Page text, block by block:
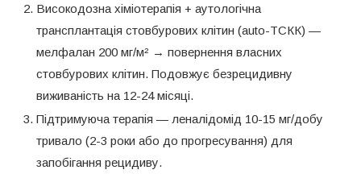
Високодозна хіміотерапія + аутологічна
трансплантація стовбурових клітин (auto-ТСКК) —
мелфалан 200 мг/м² → повернення власних
стовбурових клітин. Подовжує безрецидивну
виживаність на 12-24 місяці.
Підтримуюча терапія — леналідомід 10-15 мг/добу
тривало (2-3 роки або до прогресування) для
запобігання рецидиву.